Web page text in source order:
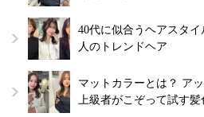
40代に似合うヘアスタ
人のトレンドヘア
マットカラーとは？ ア
上級者がこぞって試す